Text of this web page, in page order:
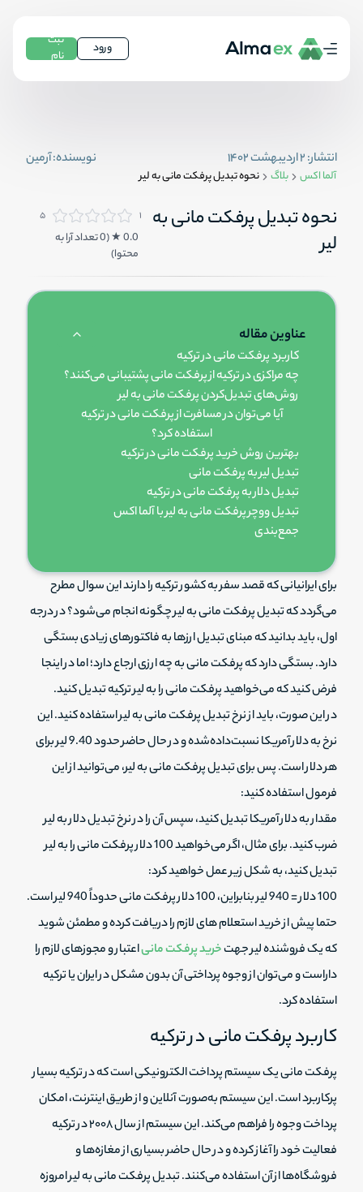
ورود
ثبت
نام
انتشار:۲ اردیبهشت ۱۴۰۲ نویسنده:آرمین
آلما اکس بلاگ نحوه تبدیل پرفکت مانی به لیر
نحوه تبدیل پرفکت مانی به
لیر
۱ ۵
0.0
★ (
0تعداد آرا به
محتوا)
عناوین مقاله
کاربرد پرفکت مانی در ترکیه
چه مراکزی در ترکیه از پرفکت مانی پشتیبانی می‌کنند؟
روش‌های تبدیل‌کردن پرفکت مانی به لیر
آیا می‌توان در مسافرت از پرفکت مانی در ترکیه
استفاده کرد؟
بهترین روش خرید پرفکت مانی در ترکیه
تبدیل لیر به پرفکت مانی
تبدیل دلار به پرفکت مانی در ترکیه
تبدیل ووچر پرفکت مانی به لیر با آلما اکس
جمع‌بندی
برای ایرانیانی که قصد سفر به کشور ترکیه را دارند این سوال مطرح
می‌گردد که تبدیل پرفکت مانی به لیر چگونه انجام می‌شود؟ در درجه
اول، باید بدانید که مبنای تبدیل ارزها به فاکتورهای زیادی بستگی
دارد. بستگی دارد که پرفکت مانی به چه ارزی ارجاع دارد؛ اما در اینجا
فرض کنید که می‌خواهید پرفکت مانی را به لیر ترکیه تبدیل کنید.
در این صورت، باید از نرخ تبدیل پرفکت مانی به لیر استفاده کنید. این
نرخ به دلار آمریکا نسبت‌داده‌شده و در حال حاضر حدود 9.40 لیر برای
هر دلار است. پس برای تبدیل پرفکت مانی به لیر، می‌توانید از این
فرمول استفاده کنید:
مقدار به دلار آمریکا تبدیل کنید، سپس آن را در نرخ تبدیل دلار به لیر
ضرب کنید. برای مثال، اگر می‌خواهید 100 دلار پرفکت مانی را به لیر
تبدیل کنید، به شکل زیر عمل خواهید کرد:
100 دلار = 940 لیر بنابراین، 100 دلار پرفکت مانی حدوداً 940 لیر است.
حتما پیش از خرید استعلام های لازم را دریافت کرده و مطمئن شوید
که یک فروشنده لیر جهتخرید پرفکت مانیاعتبار و مجوزهای لازم را
داراست و می‌توان از وجوه پرداختی آن بدون مشکل در ایران یا ترکیه
استفاده کرد.
کاربرد پرفکت مانی در ترکیه
پرفکت مانی یک سیستم پرداخت الکترونیکی است که در ترکیه بسیار
پرکاربرد است. این سیستم به‌صورت آنلاین و از طریق اینترنت، امکان
پرداخت وجوه را فراهم می‌کند. این سیستم از سال ۲۰۰۸ در ترکیه
فعالیت خود را آغاز کرده و در حال حاضر بسیاری از مغازه‌ها و
فروشگاه‌ها از آن استفاده می‌کنند. تبدیل پرفکت مانی به لیر امروزه